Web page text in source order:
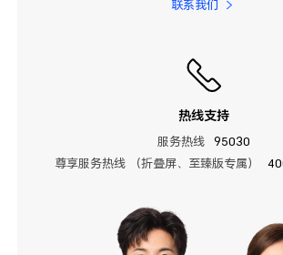
联系我们
热线支持
服务热线
95030
尊享服务热线 （折叠屏、至臻版专属）